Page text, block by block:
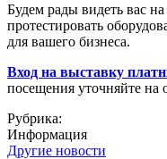
Будем рады видеть вас
протестировать
для вашего бизнеса.
Вход на выставку
посещения уточняйте на
Рубрика:
Информация
Другие новости